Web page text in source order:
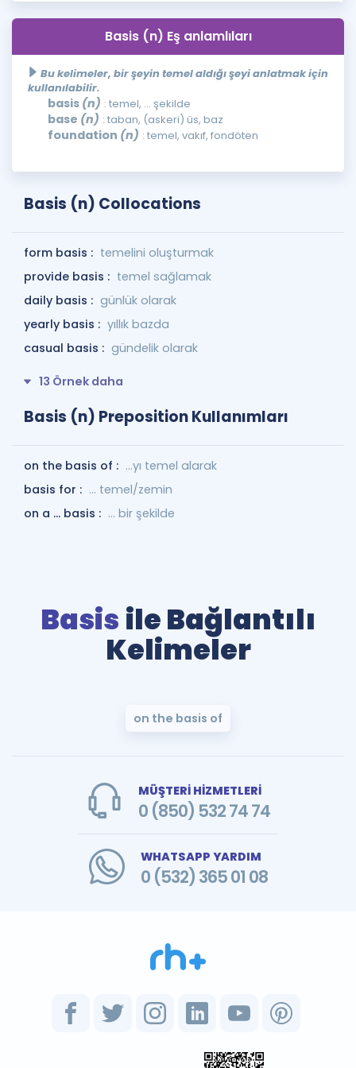
Basis (n) Eş anlamlıları
Bu kelimeler, bir şeyin temel aldığı şeyi anlatmak için
kullanılabilir.
basis (n) : temel, ... şekilde
base (n) : taban, (askeri) üs, baz
foundation (n) : temel, vakıf, fondöten
Basis (n) Collocations
form basis : temelini oluşturmak
provide basis : temel sağlamak
daily basis : günlük olarak
yearly basis : yıllık bazda
casual basis : gündelik olarak
13 Örnek daha
Basis (n) Preposition Kullanımları
on the basis of : ...yı temel alarak
basis for : ... temel/zemin
on a ... basis : ... bir şekilde
Basis ile Bağlantılı
Kelimeler
on the basis of
MÜŞTERİ HİZMETLERİ
0 (850) 532 74 74
WHATSAPP YARDIM
0 (532) 365 01 08